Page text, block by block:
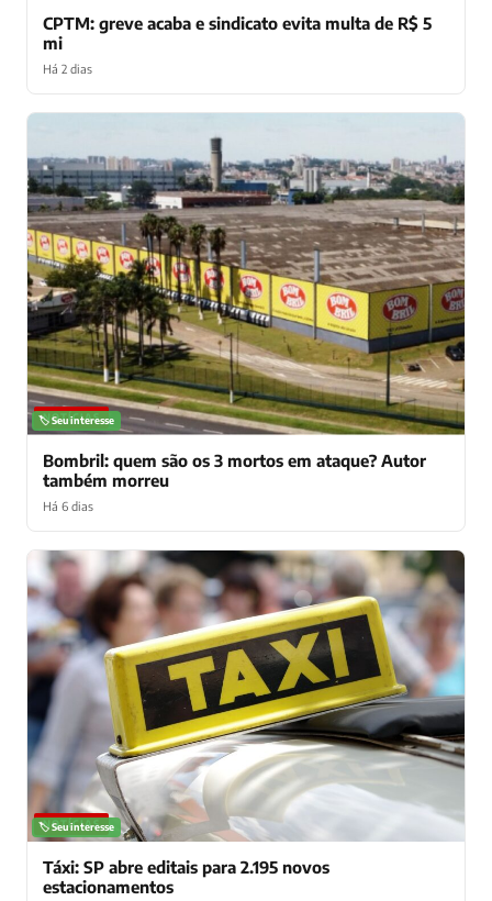
CPTM: greve acaba e sindicato evita multa de R$ 5
mi
Há 2 dias
NOTÍCIAS
🏷️ Seu interesse
Bombril: quem são os 3 mortos em ataque? Autor
também morreu
Há 6 dias
NOTÍCIAS
🏷️ Seu interesse
Táxi: SP abre editais para 2.195 novos
estacionamentos